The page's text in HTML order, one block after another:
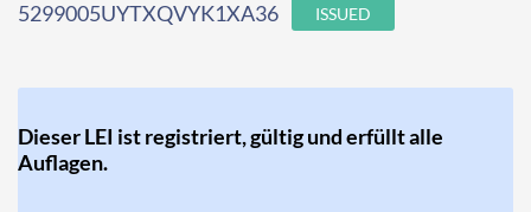
5299005UYTXQVYK1XA36 ISSUED
Dieser LEI ist registriert, gültig und erfüllt alle
Auflagen.